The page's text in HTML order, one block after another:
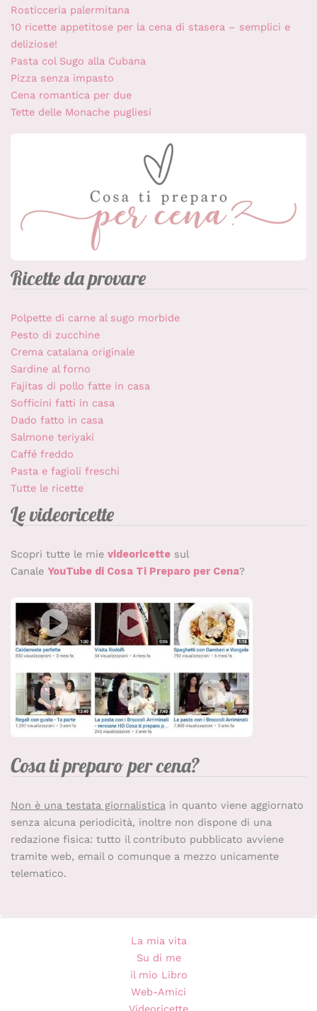
Rosticceria palermitana
10 ricette appetitose per la cena di stasera – semplici e
deliziose!
Pasta col Sugo alla Cubana
Pizza senza impasto
Cena romantica per due
Tette delle Monache pugliesi
Ricette da provare
Polpette di carne al sugo morbide
Pesto di zucchine
Crema catalana originale
Sardine al forno
Fajitas di pollo fatte in casa
Sofficini fatti in casa
Dado fatto in casa
Salmone teriyaki
Caffé freddo
Pasta e fagioli freschi
Tutte le ricette
Le videoricette
Scopri tutte le mie videoricettesul
Canale YouTube di Cosa Ti Preparo per Cena?
Cosa ti preparo per cena?
Non è una testata giornalisticain quanto viene aggiornato
senza alcuna periodicità, inoltre non dispone di una
redazione fisica: tutto il contributo pubblicato avviene
tramite web, email o comunque a mezzo unicamente
telematico.
La mia vita
Su di me
il mio Libro
Web-Amici